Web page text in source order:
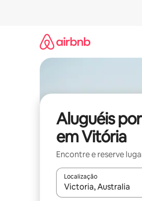
Aluguéis
em Vitória
Encontre e reserve
Localização
Quando os resultados